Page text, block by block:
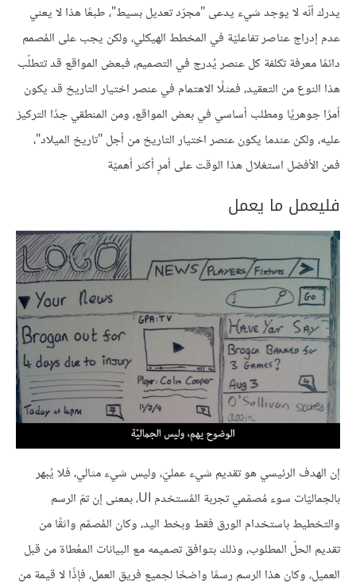
يدرك أنّه لا يوجد شيء يدعى "مجرّد تعديل بسيط"، طبعًا هذا لا يعني
عدم إدراج عناصر تفاعليّة في المخطط الهيكلي، ولكن يجب على المُصمم
دائمًا معرفة تكلفة كل عنصر يُدرج في التصميم، فبعض المواقع قد تتطلّب
هذا النوع من التعقيد، فمثلًا الاهتمام في عنصر اختيار التاريخ قد يكون
أمرًا جوهريًا ومطلب أساسي في بعض المواقع، ومن المنطقي جدًا التركيز
عليه، ولكن عندما يكون عنصر اختيار التاريخ من أجل "تاريخ الميلاد"،
فمن الأفضل استغلال هذا الوقت على أمرٍ أكثر أهميّة
فليعمل ما يعمل
إن الهدف الرئيسي هو تقديم شيء عمليّ، وليس شيء مثالي، فلا يُبهر
بالجماليّات سوء مُصمّمي تجربة المُستخدم UI، بمعنى إن تمّ الرسم
والتخطيط باستخدام الورق فقط وبخط اليد، وكان المُصمّم واثقًا من
تقديم الحلّ المطلوب، وذلك بتوافق تصميمه مع البيانات المعُطاة من قبل
العميل، وكان هذا الرسم رسمًا واضحًا لجميع فريق العمل، فإذًا لا قيمة من